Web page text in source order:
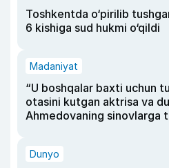
Toshkentda o‘pirilib
6 kishiga sud hukmi o‘qildi
Madaniyat
“U boshqalar baxti uchun
otasini kutgan aktrisa va
Ahmedovaning sinovlarga
Dunyo